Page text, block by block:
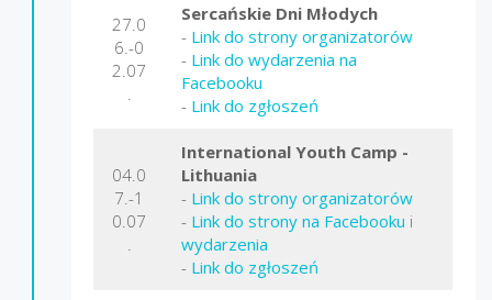
27.0
6.-0
2.07
Sercańskie Dni Młodych
- Link do strony organizatorów
- Link do wydarzenia na
Facebooku
- Link do zgłoszeń
04.0
7.-1
0.07
International Youth Camp -
Lithuania
- Link do strony organizatorów
- Link do strony na Facebooku i
wydarzenia
- Link do zgłoszeń